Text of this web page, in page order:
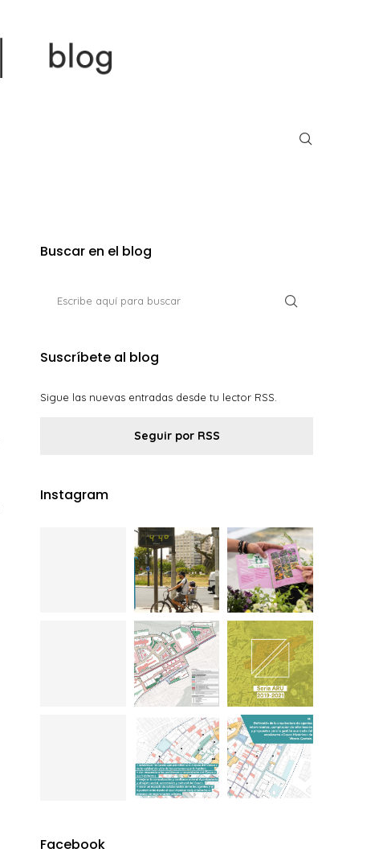
Buscar en el blog
Suscríbete al blog
Sigue las nuevas entradas desde tu lector RSS.
Seguir por RSS
Instagram
Facebook